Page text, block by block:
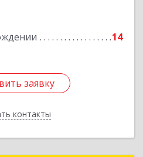
14
заявку
контакты
заявку
Назад